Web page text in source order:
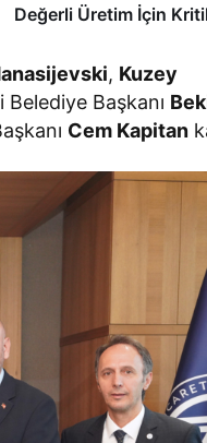
Değerli Üretim İçin
, Kuzey
Belediye Başkanı
Cem Kapitan